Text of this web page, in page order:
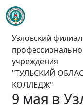
Узловский
учреждения
"ТУЛЬСКИЙ
КОЛЛЕДЖ"
9 мая в